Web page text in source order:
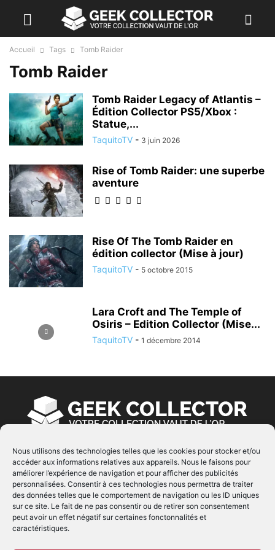
Nous utilisons des technologies telles que les cookies pour stocker et/ou
accéder aux informations relatives aux appareils. Nous le faisons pour
améliorer l’expérience de navigation et pour afficher des publicités
personnalisées. Consentir à ces technologies nous permettra de traiter
des données telles que le comportement de navigation ou les ID uniques
sur ce site. Le fait de ne pas consentir ou de retirer son consentement
peut avoir un effet négatif sur certaines fonctonnalités et
caractéristiques.
Accueil Tags Tomb Raider
Tomb Raider
Tomb Raider Legacy of Atlantis –
Édition Collector PS5/Xbox :
Statue,...
TaquitoTV - 3 juin 2026
Rise of Tomb Raider: une superbe
aventure
Rise Of The Tomb Raider en
édition collector (Mise à jour)
TaquitoTV - 5 octobre 2015
Lara Croft and The Temple of
Osiris – Edition Collector (Mise...
TaquitoTV - 1 décembre 2014
À PROPOS
© Copyright 2022 | Produit parEIMAI| Tous Droits
Réservés